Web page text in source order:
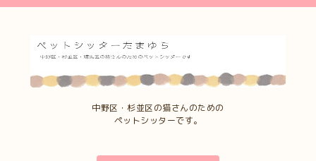
中野区・杉並区の猫さんのための
ペットシッターです。